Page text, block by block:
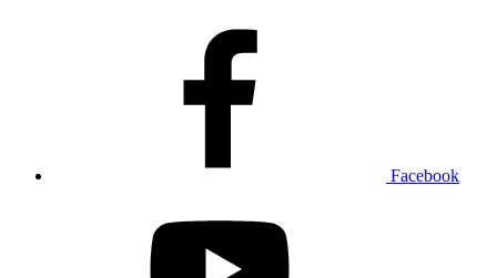
Facebook